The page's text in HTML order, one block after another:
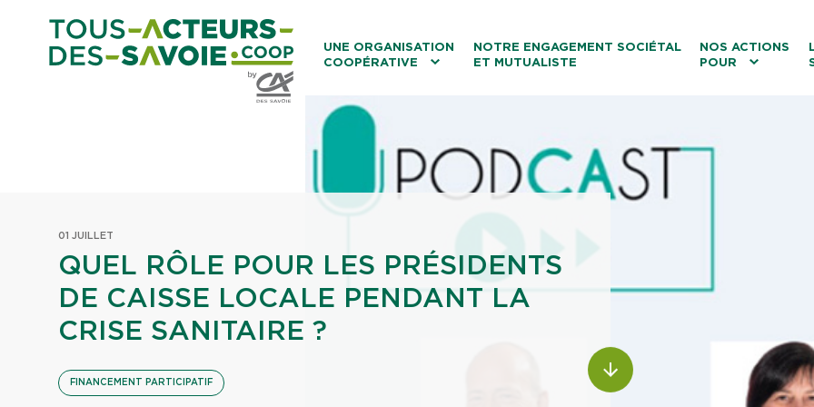
UNE ORGANISATION
COOPÉRATIVE
Caisses Locales
NOTRE ENGAGEMENT SOCIÉTAL
ET MUTUALISTE
NOS ACTIONS
POUR
01 JUILLET
QUEL RÔLE POUR LES PRÉSIDENTS
DE CAISSE LOCALE PENDANT LA
CRISE SANITAIRE ?
FINANCEMENT PARTICIPATIF